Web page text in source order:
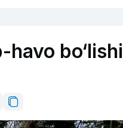
bo‘lishi